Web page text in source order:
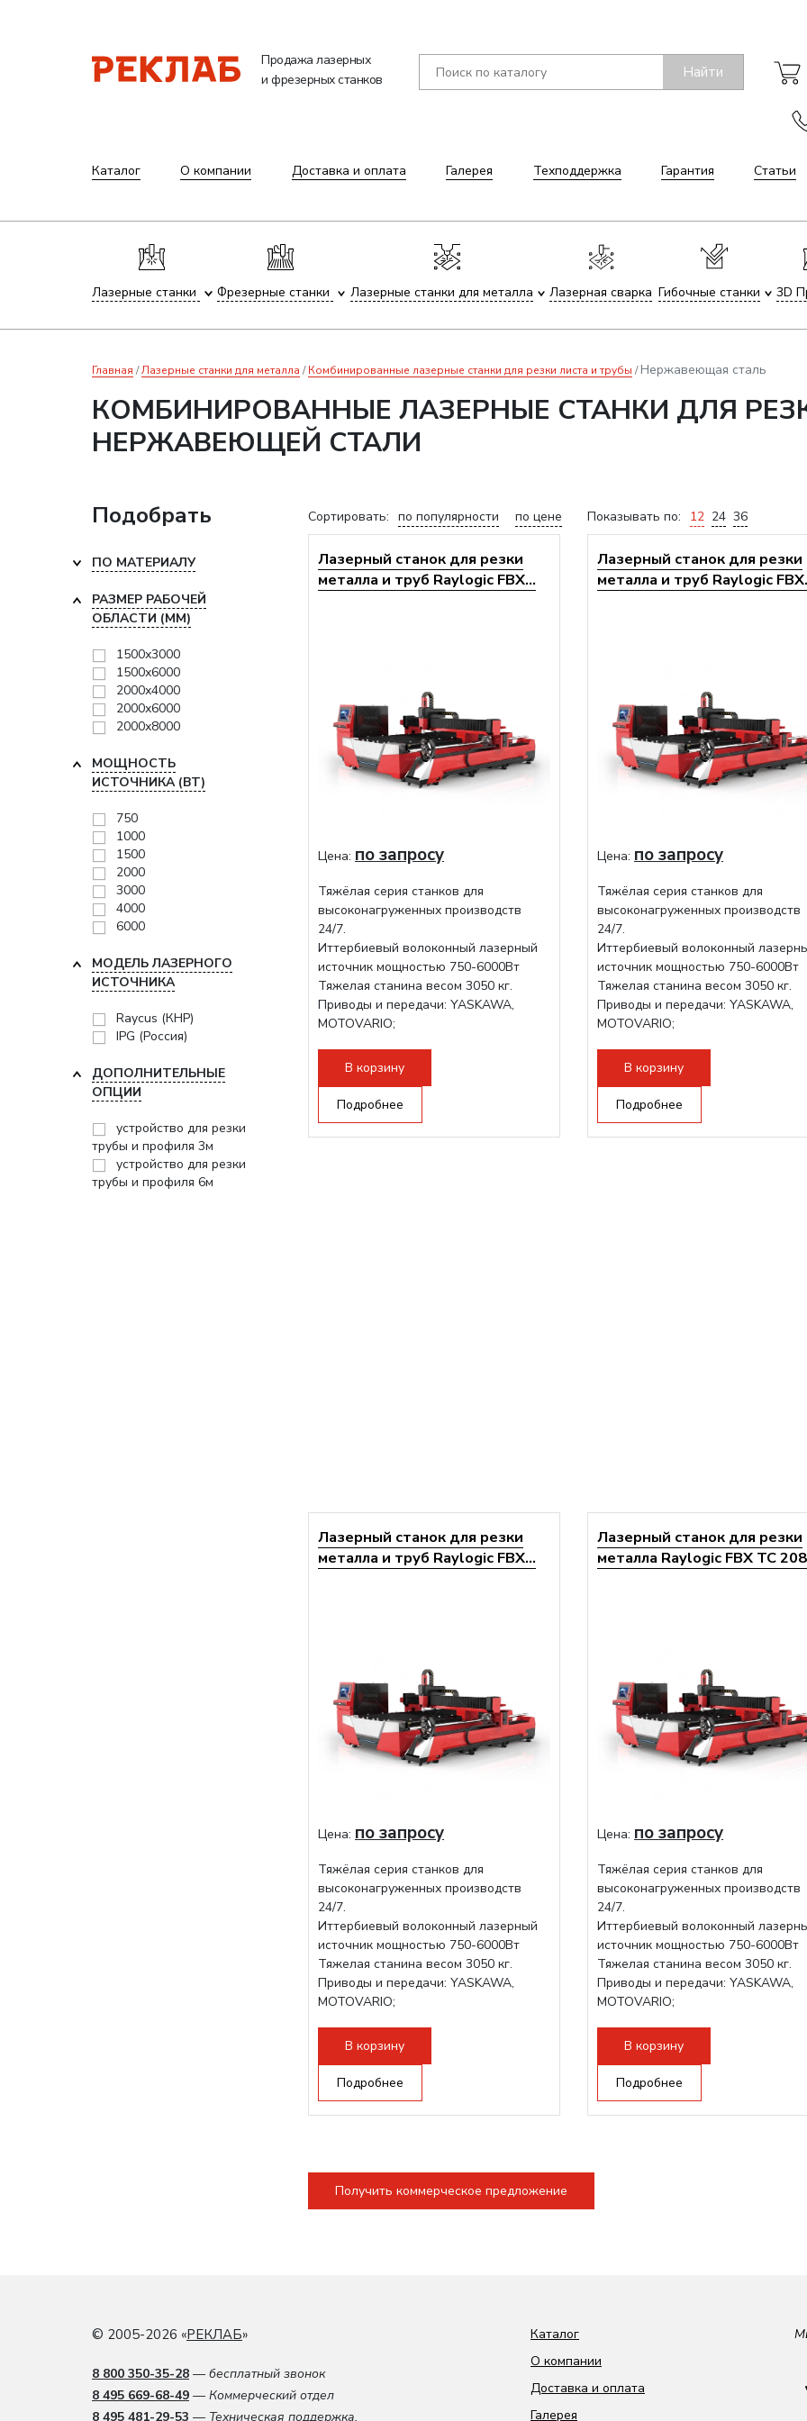
Продажа лазерных
и фрезерных станков
Найти
Каталог О компании Доставка и оплата Галерея Техподдержка Гарантия Статьи
Лазерные станки Фрезерные станки Лазерные станки для металла Лазерная сварка Гибочные станки 3D
Главная Лазерные станки для металла Комбинированные лазерные станки для резки листа и трубы Нержавеющая сталь
КОМБИНИРОВАННЫЕ ЛАЗЕРНЫЕ СТАНКИ ДЛЯ
НЕРЖАВЕЮЩЕЙ СТАЛИ
Сортировать: по популярности по цене Показывать по: 12 24 36
Лазерный станок для резки
металла и труб Raylogic FBX...
Цена: по запросу
Тяжёлая серия станков для
высоконагруженных производств
24/7.
Иттербиевый волоконный лазерный
источник мощностью 750-6000Вт
Тяжелая станина весом 3050 кг.
Приводы и передачи: YASKAWA,
MOTOVARIO;
В корзину
Подробнее
Лазерный станок для резки
металла и труб Raylogic
Цена: по запросу
Тяжёлая серия станков для
высоконагруженных производств
24/7.
Иттербиевый волоконный
источник мощностью 750-6000Вт
Тяжелая станина весом 3050 кг.
Приводы и передачи: YASKAWA,
MOTOVARIO;
В корзину
Подробнее
Лазерный станок для резки
металла и труб Raylogic FBX...
Цена: по запросу
Тяжёлая серия станков для
высоконагруженных производств
24/7.
Иттербиевый волоконный лазерный
источник мощностью 750-6000Вт
Тяжелая станина весом 3050 кг.
Приводы и передачи: YASKAWA,
MOTOVARIO;
В корзину
Подробнее
Лазерный станок для резки
металла Raylogic FBX TC
Цена: по запросу
Тяжёлая серия станков для
высоконагруженных производств
24/7.
Иттербиевый волоконный
источник мощностью 750-6000Вт
Тяжелая станина весом 3050 кг.
Приводы и передачи: YASKAWA,
MOTOVARIO;
В корзину
Подробнее
Получить коммерческое предложение
Подобрать
ПО МАТЕРИАЛУ
РАЗМЕР РАБОЧЕЙ
ОБЛАСТИ (ММ)
1500х3000
1500х6000
2000х4000
2000х6000
2000х8000
МОЩНОСТЬ
ИСТОЧНИКА (ВТ)
750
1000
1500
2000
3000
4000
6000
МОДЕЛЬ ЛАЗЕРНОГО
ИСТОЧНИКА
Raycus (КНР)
IPG (Россия)
ДОПОЛНИТЕЛЬНЫЕ
ОПЦИИ
устройство для резки
трубы и профиля 3м
устройство для резки
трубы и профиля 6м
© 2005-2026 «РЕКЛАБ»
8 800 350-35-28 — бесплатный звонок
8 495 669-68-49 — Коммерческий отдел
8 495 481-29-53 — Техническая поддержка.
Каталог
О компании
Доставка и оплата
Галерея